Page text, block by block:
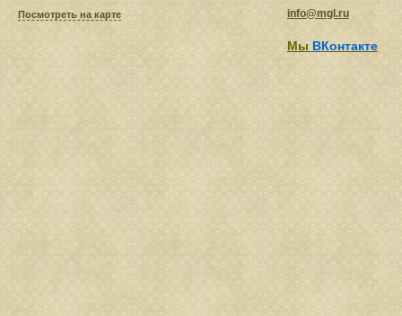
Посмотреть на карте info@mgl.ru
Мы ВКонтакте